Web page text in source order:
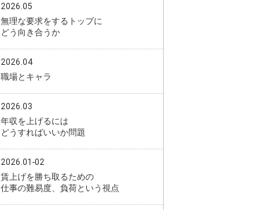
2026.05
無理な要求をするトップに
どう向き合うか
2026.04
職場とキャラ
2026.03
年収を上げるには
どうすればいいか問題
2026.01-02
賃上げを勝ち取るための
仕事の難易度、負荷という視点